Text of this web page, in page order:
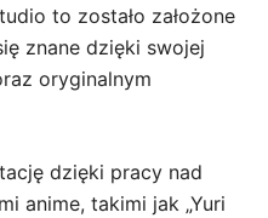
to zostało założone
znane dzięki swojej
oryginalnym
dzięki pracy nad
anime, takimi jak „Yuri